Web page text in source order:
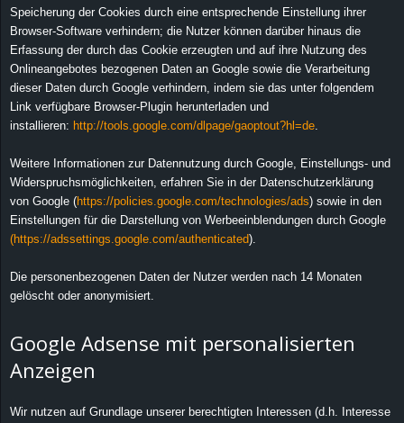
Speicherung der Cookies durch eine entsprechende Einstellung ihrer
Browser-Software verhindern; die Nutzer können darüber hinaus die
Erfassung der durch das Cookie erzeugten und auf ihre Nutzung des
Onlineangebotes bezogenen Daten an Google sowie die Verarbeitung
dieser Daten durch Google verhindern, indem sie das unter folgendem
Link verfügbare Browser-Plugin herunterladen und
installieren: http://tools.google.com/dlpage/gaoptout?hl=de.
Weitere Informationen zur Datennutzung durch Google, Einstellungs- und
Widerspruchsmöglichkeiten, erfahren Sie in der Datenschutzerklärung
von Google (https://policies.google.com/technologies/ads) sowie in den
Einstellungen für die Darstellung von Werbeeinblendungen durch Google
(https://adssettings.google.com/authenticated).
Die personenbezogenen Daten der Nutzer werden nach 14 Monaten
gelöscht oder anonymisiert.
Google Adsense mit personalisierten
Anzeigen
Wir nutzen auf Grundlage unserer berechtigten Interessen (d.h. Interesse